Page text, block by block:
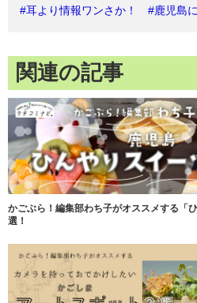
#耳より情報ワンさか！
#鹿児島
関連の記事
かごぶら！編集部わち子がオススメする「
選！